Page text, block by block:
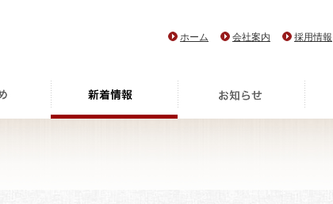
ホーム 会社案内 採用情報